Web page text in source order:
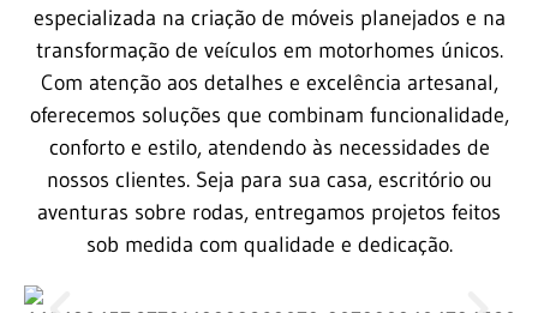
especializada na criação de móveis planejados e na
transformação de veículos em motorhomes únicos.
Com atenção aos detalhes e excelência artesanal,
oferecemos soluções que combinam funcionalidade,
conforto e estilo, atendendo às necessidades de
nossos clientes. Seja para sua casa, escritório ou
aventuras sobre rodas, entregamos projetos feitos
sob medida com qualidade e dedicação.